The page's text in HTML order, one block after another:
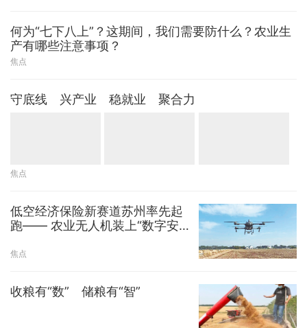
何为“七下八上”？这期间，我们需要防什么？农业生
产有哪些注意事项？
焦点
守底线 兴产业 稳就业 聚合力
焦点
低空经济保险新赛道苏州率先起
跑—— 农业无人机装上“数字安
焦点
收粮有“数” 储粮有“智”